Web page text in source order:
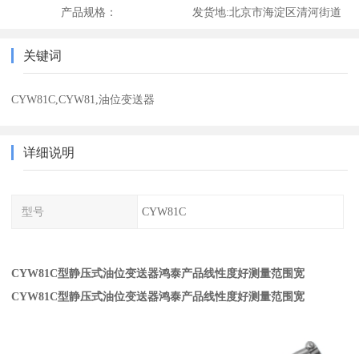
产品规格： 发货地:北京市海淀区清河街道
关键词
CYW81C,CYW81,油位变送器
详细说明
型号 CYW81C
CYW81C型静压式油位变送器鸿泰产品线性度好测量范围宽
CYW81C型静压式油位变送器鸿泰产品线性度好测量范围宽